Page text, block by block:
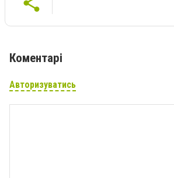
Коментарі
Авторизуватись